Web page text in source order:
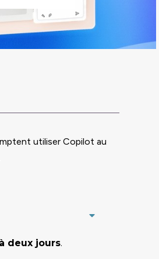
utiliser Copilot au
deux jours.